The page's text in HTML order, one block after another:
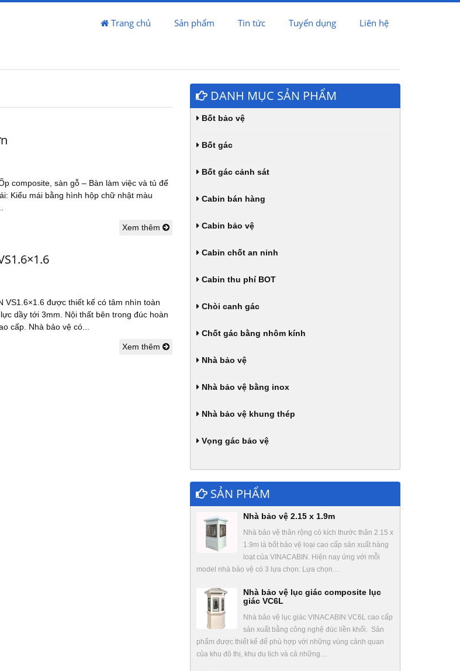
Trang chủ Sản phẩm Tin tức Tuyển dụng Liên hệ
composite, sàn gỗ – Bàn làm việc và tủ để
Kiểu mái bằng hình hộp chữ nhật màu
Xem thêm
VS1.6×1.6 được thiết kế có tâm nhìn toàn
dầy tới 3mm. Nội thất bên trong đúc hoàn
cấp. Nhà bảo vệ có...
Xem thêm
DANH MỤC SẢN PHẨM
Bốt bảo vệ
Bốt gác
Bốt gác cảnh sát
Cabin bán hàng
Cabin bảo vệ
Cabin chốt an ninh
Cabin thu phí BOT
Chòi canh gác
Chốt gác bằng nhôm kính
Nhà bảo vệ
Nhà bảo vệ bằng inox
Nhà bảo vệ khung thép
Vọng gác bảo vệ
SẢN PHẨM
Nhà bảo vệ 2.15 x 1.9m
Nhà bảo vệ thân rộng có kích thước thân 2.15 x
1.9m là bốt bảo vệ loại cao cấp sản xuất hàng
loạt của VINACABIN. Hiện nay ứng với mỗi
model nhà bảo vệ có 3 lựa chọn: Lựa chọn…
Nhà bảo vệ lục giác composite lục
giác VC6L
Nhà bảo vệ lục giác VINACABIN VC6L cao cấp
sản xuất bằng công nghệ đúc liền khối. Sản
phẩm được thiết kế để phù hợp với những vùng cảnh quan
của khu đô thị, khu du lịch và cả những…